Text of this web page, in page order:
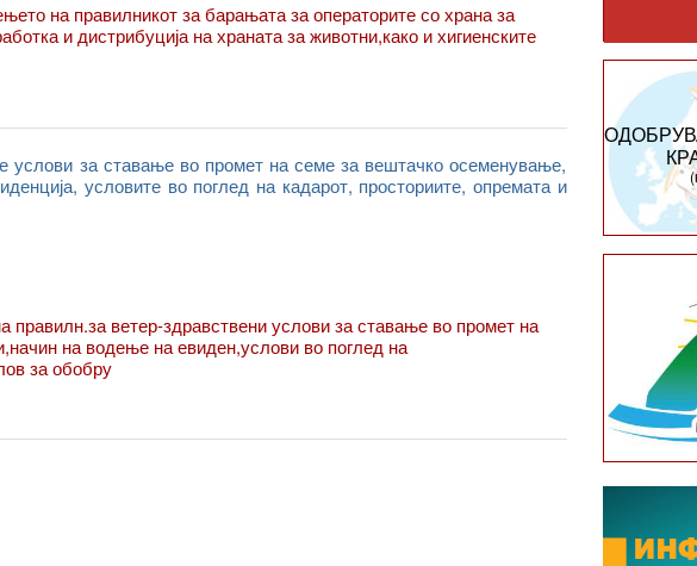
на правилникот за барањата за операторите со храна за
и дистрибуција на храната за животни,како и хигиенските
услови за ставање во промет на семе за вештачко осеменување,
условите во поглед на кадарот, просториите, опремата и
ветер-здравствени услови за ставање во промет на
на водење на евиден,услови во поглед на
за обобру